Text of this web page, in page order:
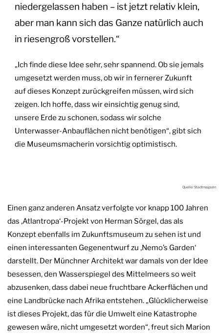
niedergelassen haben – ist jetzt relativ klein,
aber man kann sich das Ganze natürlich auch
in riesengroß vorstellen.“
„Ich finde diese Idee sehr, sehr spannend. Ob sie jemals
umgesetzt werden muss, ob wir in fernerer Zukunft
auf dieses Konzept zurückgreifen müssen, wird sich
zeigen. Ich hoffe, dass wir einsichtig genug sind,
unsere Erde zu schonen, sodass wir solche
Unterwasser-Anbauflächen nicht benötigen“, gibt sich
die Museumsmacherin vorsichtig optimistisch.
Quelle: Stadtmagazin
Einen ganz anderen Ansatz verfolgte vor knapp 100 Jahren
das ‚Atlantropa‘-Projekt von Herman Sörgel, das als
Konzept ebenfalls im Zukunftsmuseum zu sehen ist und
einen interessanten Gegenentwurf zu ‚Nemo’s Garden‘
darstellt. Der Münchner Architekt war damals von der Idee
besessen, den Wasserspiegel des Mittelmeers so weit
abzusenken, dass dabei neue fruchtbare Ackerflächen und
eine Landbrücke nach Afrika entstehen. „Glücklicherweise
ist dieses Projekt, das für die Umwelt eine Katastrophe
gewesen wäre, nicht umgesetzt worden“, freut sich Marion